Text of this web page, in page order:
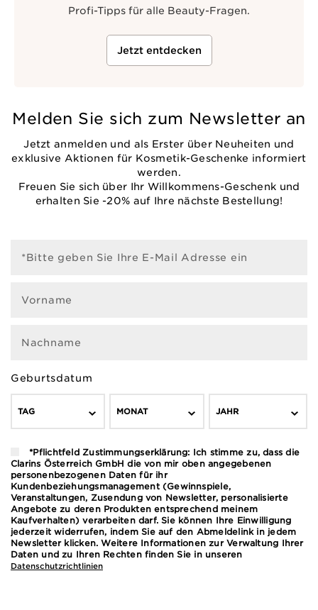
Profi-Tipps für alle Beauty-Fragen.
Jetzt entdecken
Melden Sie sich zum Newsletter an
Jetzt anmelden und als Erster über Neuheiten und
exklusive Aktionen für Kosmetik-Geschenke informiert
werden.
Freuen Sie sich über Ihr Willkommens-Geschenk und
erhalten Sie -20% auf Ihre nächste Bestellung!
*Bitte geben Sie Ihre E-Mail Adresse ein
Vorname
Nachname
Geburtsdatum
TAG MONAT JAHR
*Pflichtfeld Zustimmungserklärung: Ich stimme zu, dass die
Clarins Österreich GmbH die von mir oben angegebenen
personenbezogenen Daten für ihr
Kundenbeziehungsmanagement (Gewinnspiele,
Veranstaltungen, Zusendung von Newsletter, personalisierte
Angebote zu deren Produkten entsprechend meinem
Kaufverhalten) verarbeiten darf. Sie können Ihre Einwilligung
jederzeit widerrufen, indem Sie auf den Abmeldelink in jedem
Newsletter klicken. Weitere Informationen zur Verwaltung Ihrer
Daten und zu Ihren Rechten finden Sie in unseren
Datenschutzrichtlinien